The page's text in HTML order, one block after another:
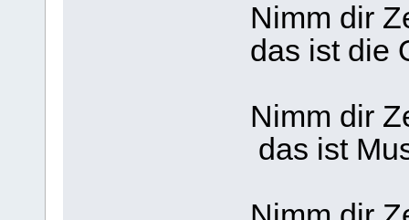
Nimm dir
das ist die
Nimm dir
das ist